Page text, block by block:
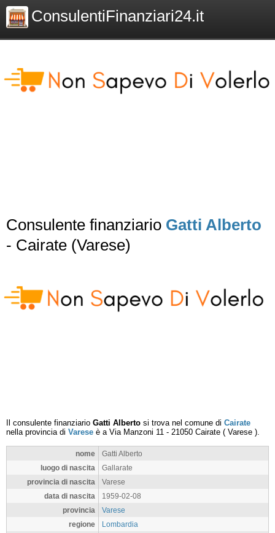
ConsulentiFinanziari24.it
Consulente finanziario Gatti Alberto
- Cairate (Varese)
Il consulente finanziario Gatti Alberto si trova nel comune di Cairate
nella provincia di Varese è a Via Manzoni 11 - 21050 Cairate ( Varese ).
nome
Gatti Alberto
luogo di nascita
Gallarate
provincia di nascita
Varese
data di nascita
1959-02-08
provincia
Varese
regione
Lombardia